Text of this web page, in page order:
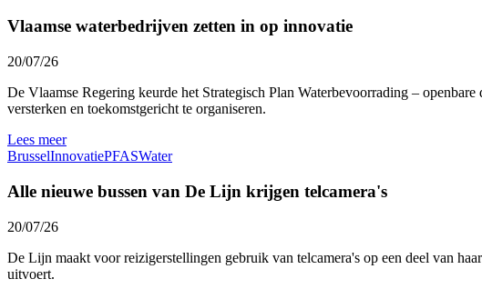
Vlaamse waterbedrijven zetten in op innovatie
20/07/26
De Vlaamse Regering keurde het Strategisch Plan Waterbevoorrading –
versterken en toekomstgericht te organiseren.
Lees meer
BrusselInnovatiePFASWater
Alle nieuwe bussen van De Lijn krijgen telcamera's
20/07/26
De Lijn maakt voor reizigerstellingen gebruik van telcamera's op een deel van
uitvoert.